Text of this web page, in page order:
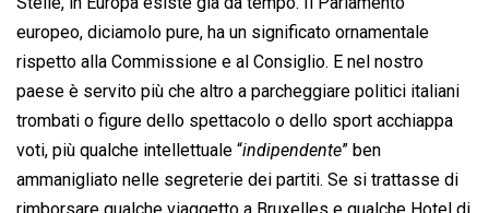
o
k
p
p
I
n
s
n
k
europeo, diciamolo pure, ha un significato ornamentale
rispetto alla Commissione e al Consiglio. E nel nostro
paese è servito più che altro a parcheggiare politici italiani
trombati o figure dello spettacolo o dello sport acchiappa
voti, più qualche intellettuale “indipendente” ben
ammanigliato nelle segreterie dei partiti. Se si trattasse di